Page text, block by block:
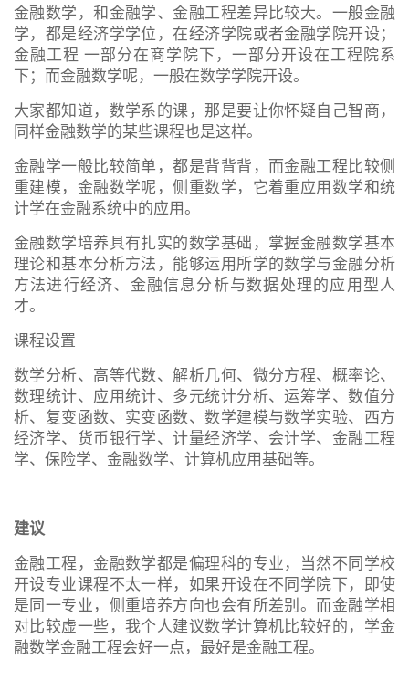
金融数学，和金融学、金融工程差异比较大。一般金融
学，都是经济学学位，在经济学院或者金融学院开设；
金融工程 一部分在商学院下，一部分开设在工程院系
下；而金融数学呢，一般在数学学院开设。
大家都知道，数学系的课，那是要让你怀疑自己智商，
同样金融数学的某些课程也是这样。
金融学一般比较简单，都是背背背，而金融工程比较侧
重建模，金融数学呢，侧重数学，它着重应用数学和统
计学在金融系统中的应用。
金融数学培养具有扎实的数学基础，掌握金融数学基本
理论和基本分析方法，能够运用所学的数学与金融分析
方法进行经济、金融信息分析与数据处理的应用型人
才。
课程设置
数学分析、高等代数、解析几何、微分方程、概率论、
数理统计、应用统计、多元统计分析、运筹学、数值分
析、复变函数、实变函数、数学建模与数学实验、西方
经济学、货币银行学、计量经济学、会计学、金融工程
学、保险学、金融数学、计算机应用基础等。
建议
金融工程，金融数学都是偏理科的专业，当然不同学校
开设专业课程不太一样，如果开设在不同学院下，即使
是同一专业，侧重培养方向也会有所差别。而金融学相
对比较虚一些，我个人建议数学计算机比较好的，学金
融数学金融工程会好一点，最好是金融工程。